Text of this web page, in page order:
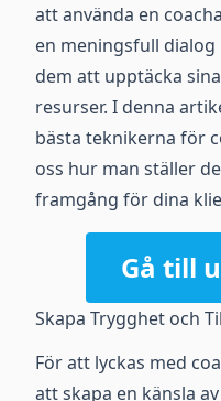
att använda en
en meningsfull
dem att upptäcka
resurser. I denna
bästa teknikerna för
oss hur man ställer
framgång för dina
Gå till
Skapa Trygghet och
För att lyckas med
att skapa en känsla